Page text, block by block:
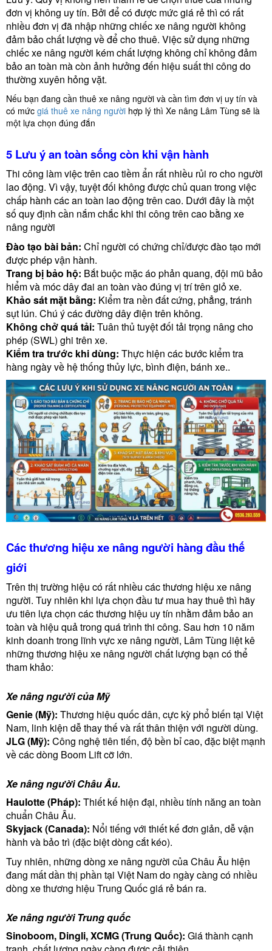
đơn vị không uy tín. Bởi để có được mức giá rẻ thì có rất
nhiều đơn vị đã nhập những chiếc xe nâng người không
đảm bảo chất lượng về để cho thuê. Việc sử dụng những
chiếc xe nâng người kém chất lượng không chỉ không đảm
bảo an toàn mà còn ảnh hưởng đến hiệu suất thi công do
thường xuyên hỏng vặt.
Nếu bạn đang cần thuê xe nâng người và cần tìm đơn vị uy tín và
có mức giá thuê xe nâng người hợp lý thì Xe nâng Lâm Tùng sẽ là
một lựa chọn đúng đắn
5 Lưu ý an toàn sống còn khi vận hành
Thi công làm việc trên cao tiềm ẩn rất nhiều rủi ro cho người
lao động. Vì vậy, tuyệt đối không được chủ quan trong việc
chấp hành các an toàn lao động trên cao. Dưới đây là một
số quy định cần nắm chắc khi thi công trên cao bằng xe
nâng người
Đào tạo bài bản: Chỉ người có chứng chỉ/được đào tạo mới
được phép vận hành.
Trang bị bảo hộ: Bắt buộc mặc áo phản quang, đội mũ bảo
hiểm và móc dây đai an toàn vào đúng vị trí trên giỏ xe.
Khảo sát mặt bằng: Kiểm tra nền đất cứng, phẳng, tránh
sụt lún. Chú ý các đường dây điện trên không.
Không chở quá tải: Tuân thủ tuyệt đối tải trọng nâng cho
phép (SWL) ghi trên xe.
Kiểm tra trước khi dùng: Thực hiện các bước kiểm tra
hàng ngày về hệ thống thủy lực, bình điện, bánh xe..
Các thương hiệu xe nâng người hàng đầu thế
giới
Trên thị trường hiệu có rất nhiều các thương hiệu xe nâng
người. Tuy nhiên khi lựa chọn đầu tư mua hay thuê thì hãy
ưu tiên lựa chọn các thương hiệu uy tín nhằm đảm bảo an
toàn và hiệu quả trong quá trình thi công. Sau hơn 10 năm
kinh doanh trong lĩnh vực xe nâng người, Lâm Tùng liệt kê
những thương hiệu xe nâng người chất lượng bạn có thể
tham khảo:
Xe nâng người của Mỹ
Genie (Mỹ): Thương hiệu quốc dân, cực kỳ phổ biến tại Việt
Nam, linh kiện dễ thay thế và rất thân thiện với người dùng.
JLG (Mỹ): Công nghệ tiên tiến, độ bền bỉ cao, đặc biệt mạnh
về các dòng Boom Lift cỡ lớn.
Xe nâng người Châu Âu.
Haulotte (Pháp): Thiết kế hiện đại, nhiều tính năng an toàn
chuẩn Châu Âu.
Skyjack (Canada): Nổi tiếng với thiết kế đơn giản, dễ vận
hành và bảo trì (đặc biệt dòng cắt kéo).
Tuy nhiên, những dòng xe nâng người của Châu Âu hiện
đang mất dần thị phần tại Việt Nam do ngày càng có nhiều
dòng xe thương hiệu Trung Quốc giá rẻ bán ra.
Xe nâng người Trung quốc
Sinoboom, Dingli, XCMG (Trung Quốc): Giá thành cạnh